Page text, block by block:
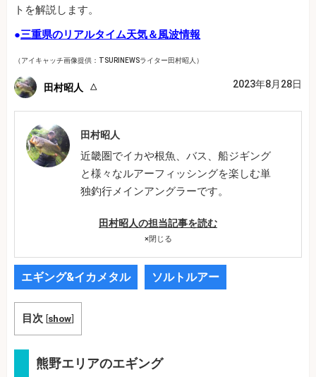
トを解説します。
●三重県のリアルタイム天気＆風波情報
（アイキャッチ画像提供：TSURINEWSライター田村昭人）
田村昭人 2023年8月28日
田村昭人
近畿圏でイカや根魚、バス、船ジギング
と様々なルアーフィッシングを楽しむ単
独釣行メインアングラーです。
田村昭人の担当記事を読む
×閉じる
エギング&イカメタル ソルトルアー
目次 [show]
熊野エリアのエギング